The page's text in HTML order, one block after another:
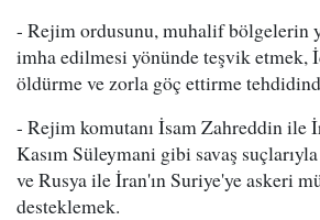
- Rejim ordusunu, muhalif bölgelerin
imha edilmesi yönünde teşvik etmek,
öldürme ve zorla göç ettirme
- Rejim komutanı İsam Zahreddin ile
Kasım Süleymani gibi savaş
ve Rusya ile İran'ın Suriye'ye askeri
desteklemek.